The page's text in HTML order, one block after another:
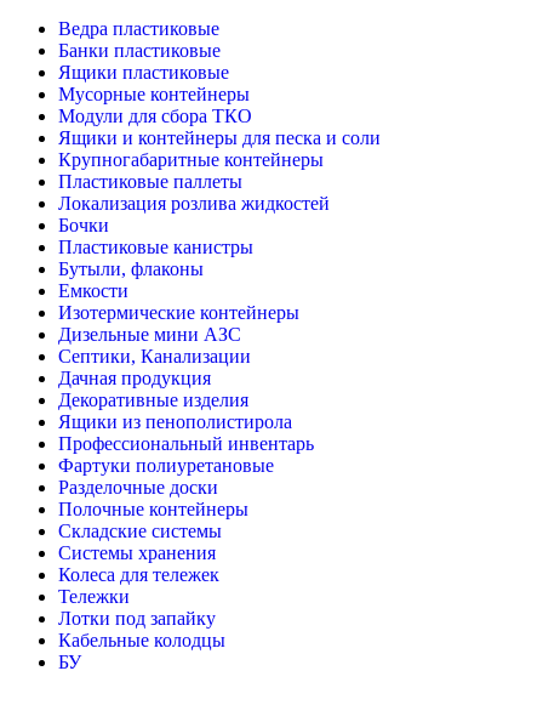
Ведра пластиковые
Банки пластиковые
Ящики пластиковые
Мусорные контейнеры
Модули для сбора ТКО
Ящики и контейнеры для песка и соли
Крупногабаритные контейнеры
Пластиковые паллеты
Локализация розлива жидкостей
Бочки
Пластиковые канистры
Бутыли, флаконы
Емкости
Изотермические контейнеры
Дизельные мини АЗС
Септики, Канализации
Дачная продукция
Декоративные изделия
Ящики из пенополистирола
Профессиональный инвентарь
Фартуки полиуретановые
Разделочные доски
Полочные контейнеры
Складские системы
Системы хранения
Колеса для тележек
Тележки
Лотки под запайку
Кабельные колодцы
БУ